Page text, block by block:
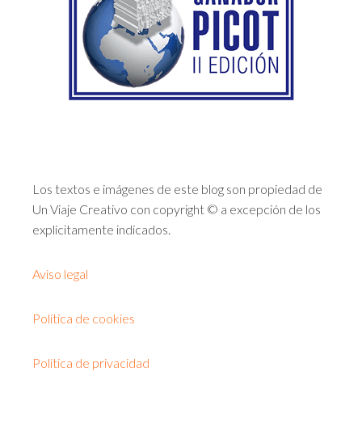
Los textos e imágenes de este blog son propiedad de
Un Viaje Creativo con copyright © a excepción de los
explícitamente indicados.
Aviso legal
Política de cookies
Política de privacidad